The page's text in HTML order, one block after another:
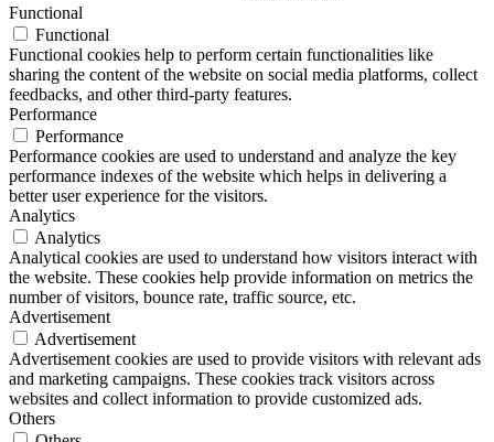
Functional
Functional
Functional cookies help to perform certain functionalities like
sharing the content of the website on social media platforms, collect
feedbacks, and other third-party features.
Performance
Performance
Performance cookies are used to understand and analyze the key
performance indexes of the website which helps in delivering a
better user experience for the visitors.
Analytics
Analytics
Analytical cookies are used to understand how visitors interact with
the website. These cookies help provide information on metrics the
number of visitors, bounce rate, traffic source, etc.
Advertisement
Advertisement
Advertisement cookies are used to provide visitors with relevant ads
and marketing campaigns. These cookies track visitors across
websites and collect information to provide customized ads.
Others